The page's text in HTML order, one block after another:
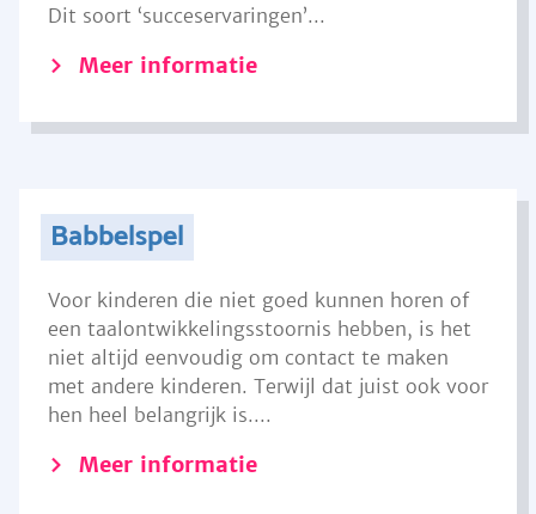
Dit soort ‘succeservaringen’...
Meer informatie
Babbelspel
Voor kinderen die niet goed kunnen horen of
een taalontwikkelingsstoornis hebben, is het
niet altijd eenvoudig om contact te maken
met andere kinderen. Terwijl dat juist ook voor
hen heel belangrijk is....
Meer informatie